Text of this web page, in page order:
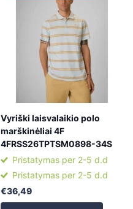
Vyriški laisvalaikio polo
marškinėliai 4F
4FRSS26TPTSM0898-34S
Pristatymas per 2-5 d.d
Pristatymas per 2-5 d.d
€36,49